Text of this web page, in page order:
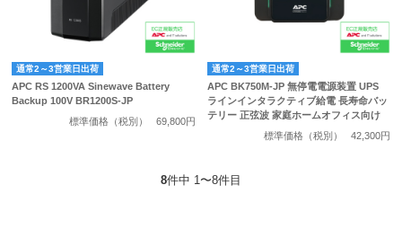
通常2～3営業日出荷
APC RS 1200VA Sinewave Battery
Backup 100V BR1200S-JP
標準価格（税別）
69,800円
通常2～3営業日出荷
APC BK750M-JP 無停電電源装置 UPS
ラインインタラクティブ給電 長寿命バッ
テリー 正弦波 家庭ホームオフィス向け
標準価格（税別）
42,300円
8件中 1〜8件目